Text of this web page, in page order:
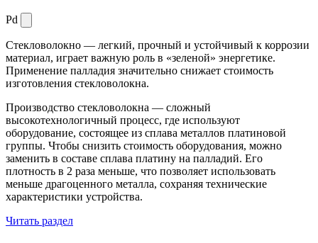
Pd
Стекловолокно — легкий, прочный и устойчивый к коррозии
материал, играет важную роль в «зеленой» энергетике.
Применение палладия значительно снижает стоимость
изготовления стекловолокна.
Производство стекловолокна — сложный
высокотехнологичный процесс, где используют
оборудование, состоящее из сплава металлов платиновой
группы. Чтобы снизить стоимость оборудования, можно
заменить в составе сплава платину на палладий. Его
плотность в 2 раза меньше, что позволяет использовать
меньше драгоценного металла, сохраняя технические
характеристики устройства.
Читать раздел